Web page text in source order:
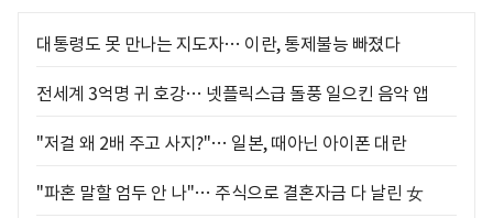
대통령도 못 만나는 지도자… 이란, 통제불능 빠졌다
전세계 3억명 귀 호강… 넷플릭스급 돌풍 일으킨 음악 앱
"저걸 왜 2배 주고 사지?"… 일본, 때아닌 아이폰 대란
"파혼 말할 엄두 안 나"… 주식으로 결혼자금 다 날린 女